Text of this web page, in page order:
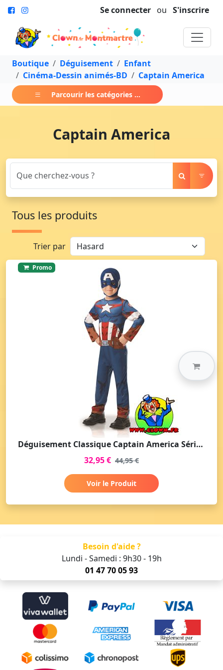
Se connecter ou S'inscrire
Boutique Déguisement
Enfant
Cinéma-Dessin animés-BD
Captain America
Parcourir les catégories ...
Captain America
Tous les produits
Trier par
Promo
Déguisement Classique Captain America Série Animée
32,95 € 44,95 €
Voir le Produit
Besoin d'aide ?
Lundi - Samedi : 9h30 - 19h
01 47 70 05 93